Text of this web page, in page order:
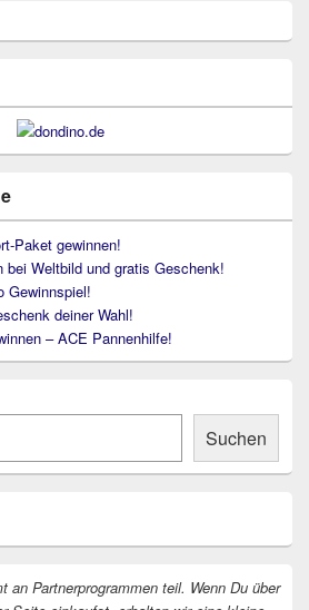
Paket gewinnen!
bei Weltbild und gratis Geschenk!
Gewinnspiel!
deiner Wahl!
– ACE Pannenhilfe!
Suchen
an Partnerprogrammen teil. Wenn Du über